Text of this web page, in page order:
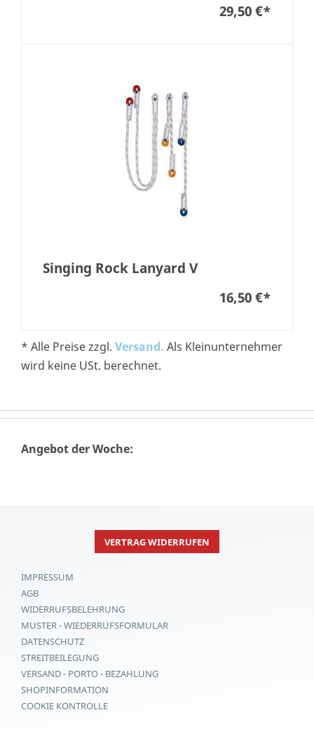
29,50 €*
Singing Rock Lanyard V
16,50 €*
* Alle Preise zzgl. Versand. Als Kleinunternehmer
wird keine USt. berechnet.
Angebot der Woche:
VERTRAG WIDERRUFEN
IMPRESSUM
AGB
WIDERRUFSBELEHRUNG
MUSTER - WIEDERRUFSFORMULAR
DATENSCHUTZ
STREITBEILEGUNG
VERSAND - PORTO - BEZAHLUNG
SHOPINFORMATION
COOKIE KONTROLLE